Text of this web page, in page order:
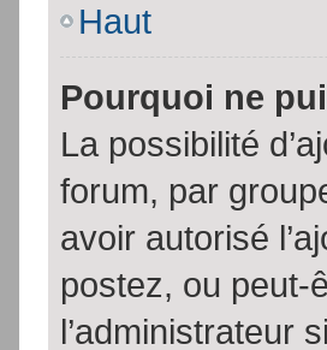
Haut
Pourquoi ne
La possibilité
forum, par
avoir autorisé
postez, ou peut-
l’administrateur